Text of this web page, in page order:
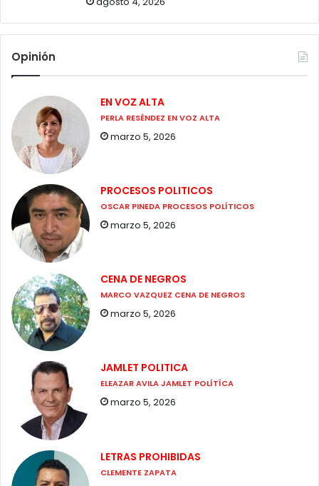
Opinión
EN VOZ ALTA
PERLA RESÉNDEZ EN VOZ ALTA
marzo 5, 2026
PROCESOS POLITICOS
OSCAR PINEDA PROCESOS POLÍTICOS
marzo 5, 2026
CENA DE NEGROS
MARCO VAZQUEZ CENA DE NEGROS
marzo 5, 2026
JAMLET POLITICA
ELEAZAR AVILA JAMLET POLÍTÍCA
marzo 5, 2026
LETRAS PROHIBIDAS
CLEMENTE ZAPATA